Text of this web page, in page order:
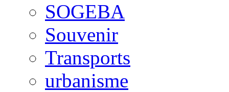
SOGEBA
Souvenir
Transports
urbanisme